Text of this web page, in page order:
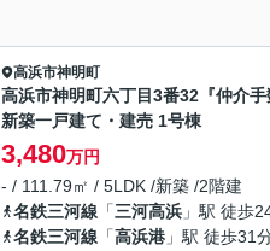
高浜市神明町
高浜市神明町六丁目3番32『仲介手
新築一戸建て・建売 1号棟
3,480万円
- / 111.79㎡ / 5LDK /新築 /2階建
名鉄三河線 「三河高浜 」駅 徒歩
名鉄三河線 「高浜港 」駅 徒歩31